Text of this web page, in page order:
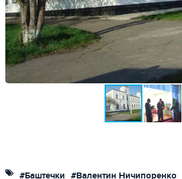
#Баштечки #Валентин Ничипоренко